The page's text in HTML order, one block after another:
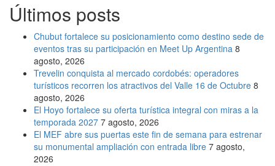
Últimos posts
Chubut fortalece su posicionamiento como destino sede de
eventos tras su participación en Meet Up Argentina 8
agosto, 2026
Trevelin conquista al mercado cordobés: operadores
turísticos recorren los atractivos del Valle 16 de Octubre 8
agosto, 2026
El Hoyo fortalece su oferta turística integral con miras a la
temporada 2027 7 agosto, 2026
El MEF abre sus puertas este fin de semana para estrenar
su monumental ampliación con entrada libre 7 agosto,
2026